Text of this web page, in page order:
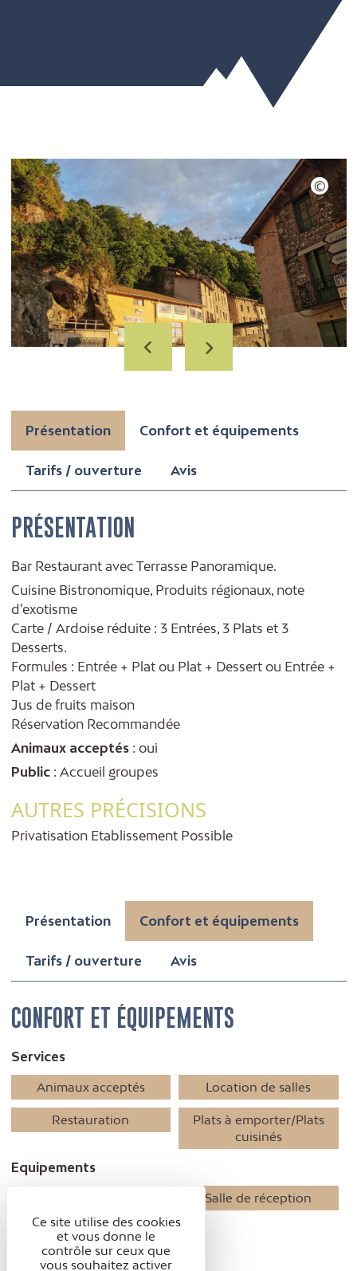
Présentation Confort et équipements
Tarifs / ouverture Avis
PRÉSENTATION
Bar Restaurant avec Terrasse Panoramique.
Cuisine Bistronomique, Produits régionaux, note
d'exotisme
Carte / Ardoise réduite : 3 Entrées, 3 Plats et 3
Desserts.
Formules : Entrée + Plat ou Plat + Dessert ou Entrée +
Plat + Dessert
Jus de fruits maison
Réservation Recommandée
Animaux acceptés: oui
Public: Accueil groupes
AUTRES PRÉCISIONS
Privatisation Etablissement Possible
Présentation Confort et équipements
Tarifs / ouverture Avis
CONFORT ET ÉQUIPEMENTS
Services
Animaux acceptés Location de salles
Restauration
Plats à emporter/Plats
cuisinés
Equipements
Salle de réception
Accessibilité
Accessible en fauteuil
Ce site utilise des cookies
et vous donne le
contrôle sur ceux que
vous souhaitez activer